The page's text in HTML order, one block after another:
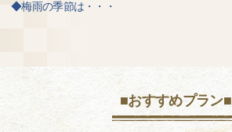
◆梅雨の季節は・・・
■おすすめプラン■